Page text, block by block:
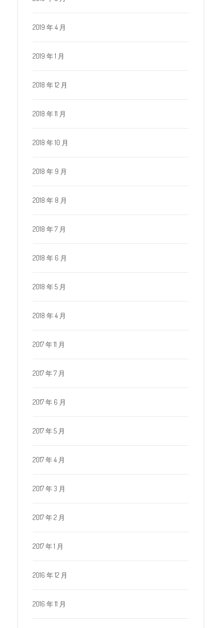
2019 年 4 月
2019 年 1 月
2018 年 12 月
2018 年 11 月
2018 年 10 月
2018 年 9 月
2018 年 8 月
2018 年 7 月
2018 年 6 月
2018 年 5 月
2018 年 4 月
2017 年 11 月
2017 年 7 月
2017 年 6 月
2017 年 5 月
2017 年 4 月
2017 年 3 月
2017 年 2 月
2017 年 1 月
2016 年 12 月
2016 年 11 月